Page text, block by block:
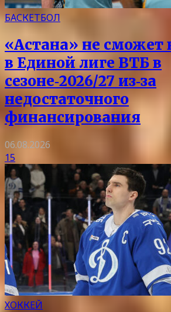
БАСКЕТБОЛ
«Астана» не сможет
в Единой лиге ВТБ в
сезоне‑2026/27 из‑за
недостаточного
финансирования
06.08.2026
15
ХОККЕЙ